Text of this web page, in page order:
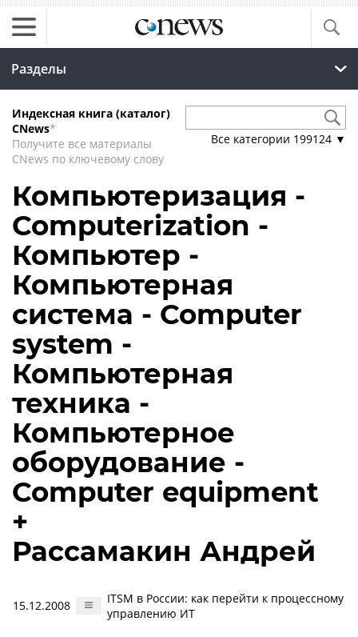
Разделы
Индексная книга (каталог)
CNews*
Получите все материалы
CNews по ключевому слову
Все категории 199124 ▼
Компьютеризация -
Computerization -
Компьютер -
Компьютерная
система - Computer
system -
Компьютерная
техника -
Компьютерное
оборудование -
Computer equipment
+
Рассамакин Андрей
15.12.2008
ITSM в России: как перейти к процессному
управлению ИТ